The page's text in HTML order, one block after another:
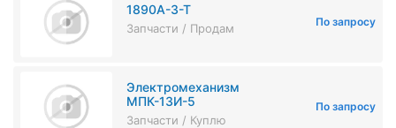
1890А-3-Т
Запчасти / Продам По запросу
Электромеханизм
МПК-13И-5
Запчасти / Куплю
По запросу